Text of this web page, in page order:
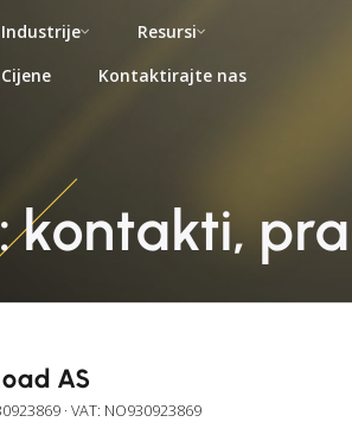
Industrije
Resursi
Cijene
Kontaktirajte nas
kontakti,
AS
· VAT: NO930923869